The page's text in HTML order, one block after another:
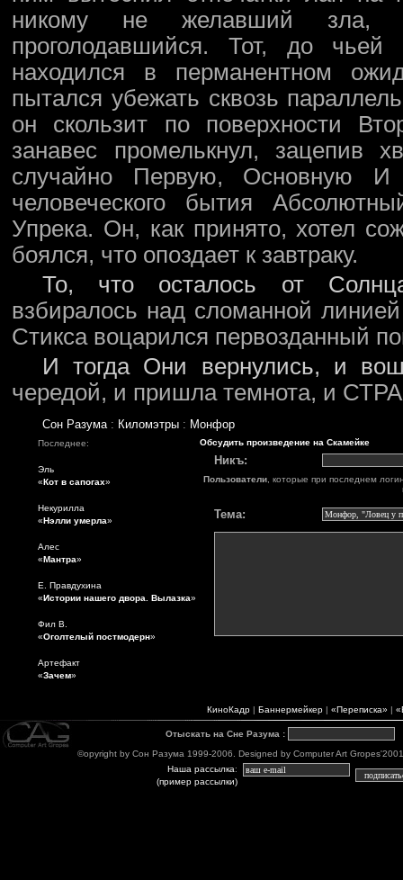
никому не желавший зла,
проголодавшийся. Тот, до чьей
находился в перманентном
пытался убежать сквозь
он скользит по поверхности
занавес промелькнул, зацепив
случайно Первую, Основную И
человеческого бытия
Упрека. Он, как принято, хотел
боялся, что опоздает к завтраку.
То, что осталось от
взбиралось над сломанной линией
Стикса воцарился первозданный
И тогда Они вернулись, и
чередой, и пришла темнота, и
Сон Разума: Киломэтры: Монфор
Последнее:
Эль
«Кот в сапогах»
Некурилла
«Нэлли умерла»
Алес
«Мантра»
Е. Правдухина
«Истории нашего двора. Вылазка»
Фил В.
«Оголтелый постмодерн»
Артефакт
«Зачем»
Обсудить произведение на Скамейке
Никъ:
Пользователи , которые при последнем
Тема:
КиноКадр | Баннермейкер | «Переписка» |
Отыскать на Сне Разума :
©opyright by Сон Разума 1999-2006. Designed by Computer Art
Наша рассылка:
(пример рассылки)